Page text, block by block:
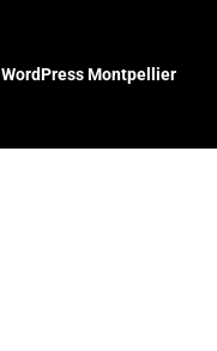
WordPress Montpellier